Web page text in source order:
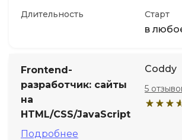
Длительность Старт
в
Frontend-
разработчик: сайты
на
HTML/CSS/JavaScript
Подробнее
Coddy
5